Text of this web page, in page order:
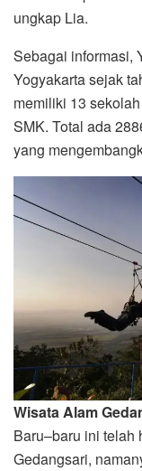
ungkap Lia.
Sebagai informasi,
Yogyakarta sejak
memiliki 13
SMK. Total ada
yang
Wisata Alam
Baru–baru ini telah
Gedangsari,